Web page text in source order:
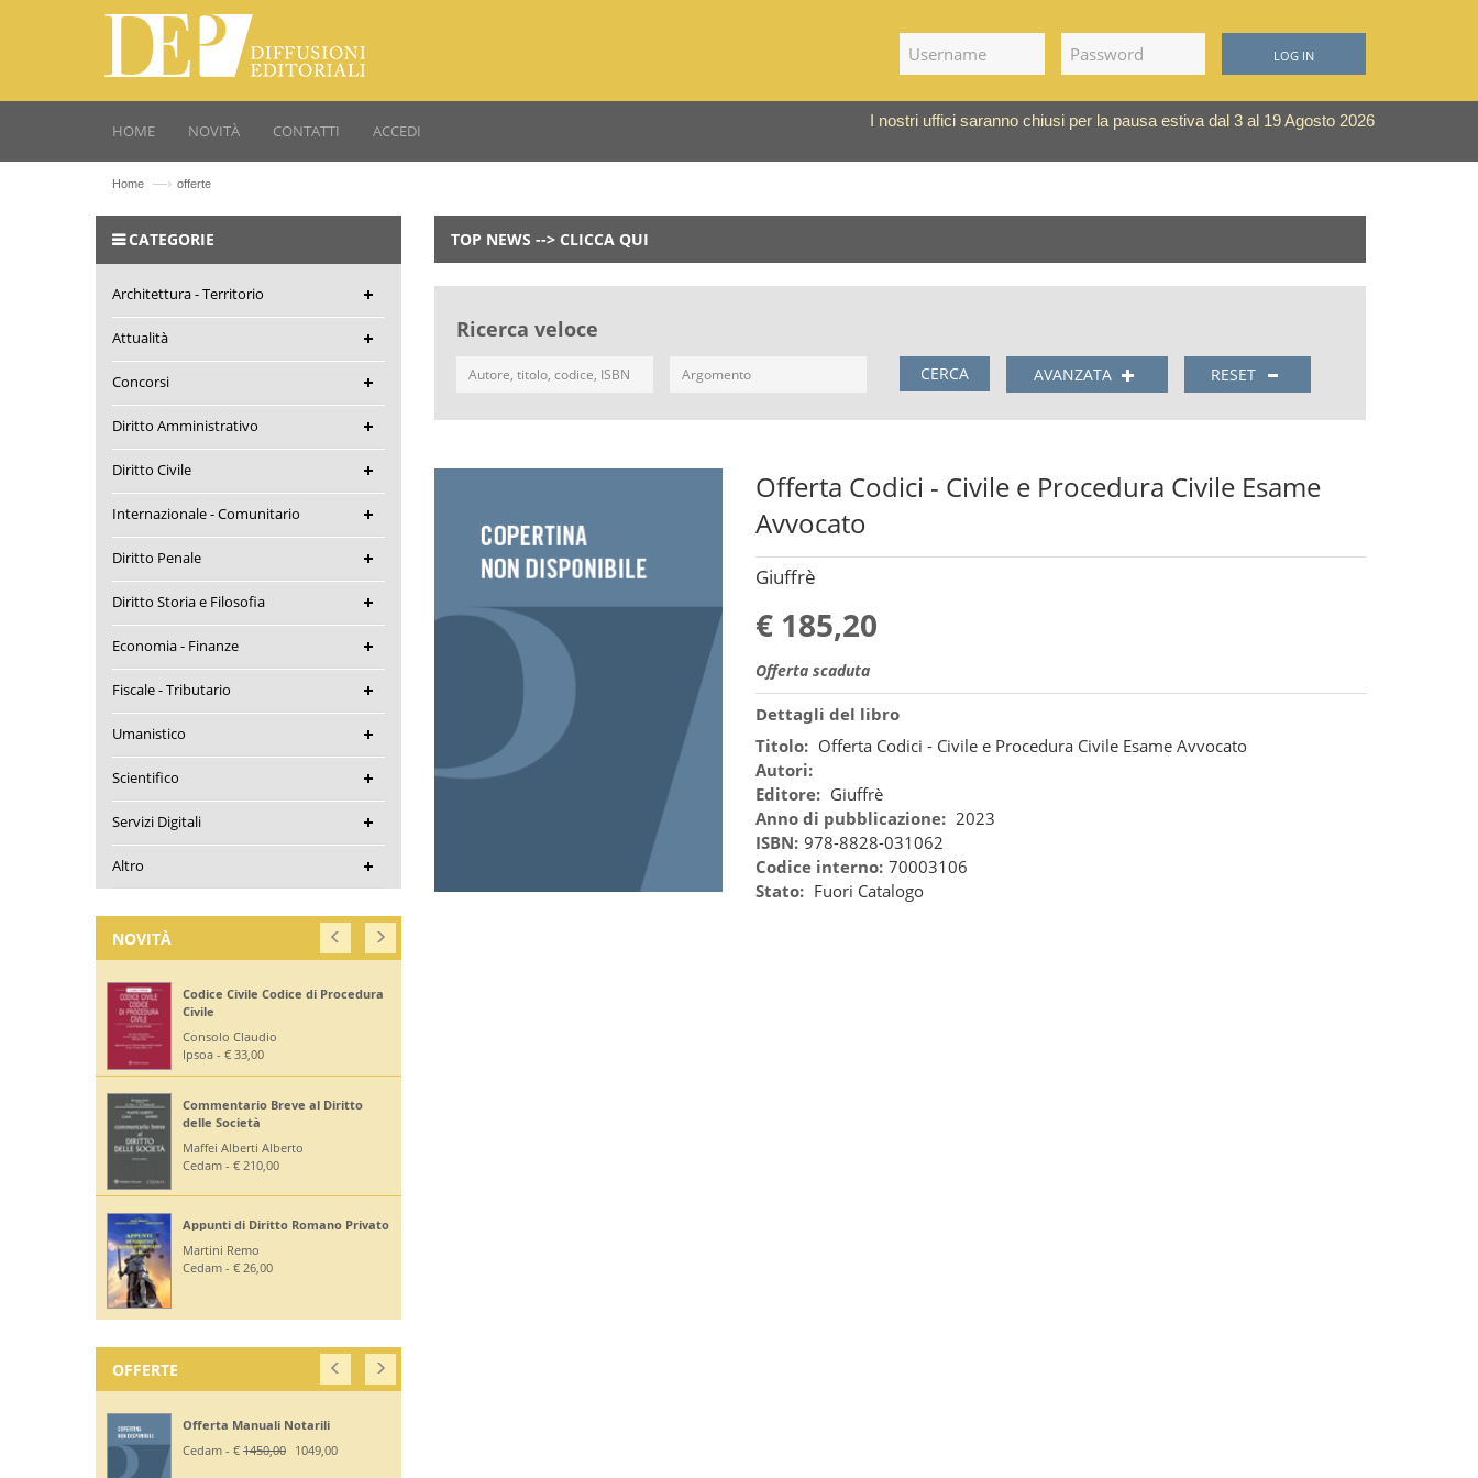
LOG IN
HOME NOVITÀ CONTATTI ACCEDI
I nostri uffici saranno chiusi per la pausa estiva dal 3 al 19 Agosto 2026
Home —› offerte
TOP NEWS --> CLICCA QUI
Ricerca veloce
CERCA AVANZATA RESET
Offerta Codici - Civile e Procedura Civile Esame
Avvocato
Giuffrè
€ 185,20
Offerta scaduta
Dettagli del libro
Titolo: Offerta Codici - Civile e Procedura Civile Esame Avvocato
Autori:
Editore: Giuffrè
Anno di pubblicazione: 2023
ISBN: 978-8828-031062
Codice interno: 70003106
Stato: Fuori Catalogo
CATEGORIE
Architettura - Territorio
Attualità
Concorsi
Diritto Amministrativo
Diritto Civile
Internazionale - Comunitario
Diritto Penale
Diritto Storia e Filosofia
Economia - Finanze
Fiscale - Tributario
Umanistico
Scientifico
Servizi Digitali
Altro
NOVITÀ
Codice Civile Codice di Procedura
Civile
Consolo Claudio
Ipsoa - € 33,00
Commentario Breve al Diritto
delle Società
Maffei Alberti Alberto
Cedam - € 210,00
Appunti di Diritto Romano Privato
Martini Remo
Cedam - € 26,00
OFFERTE
Offerta Manuali Notarili
Cedam - € 1450,00 1049,00